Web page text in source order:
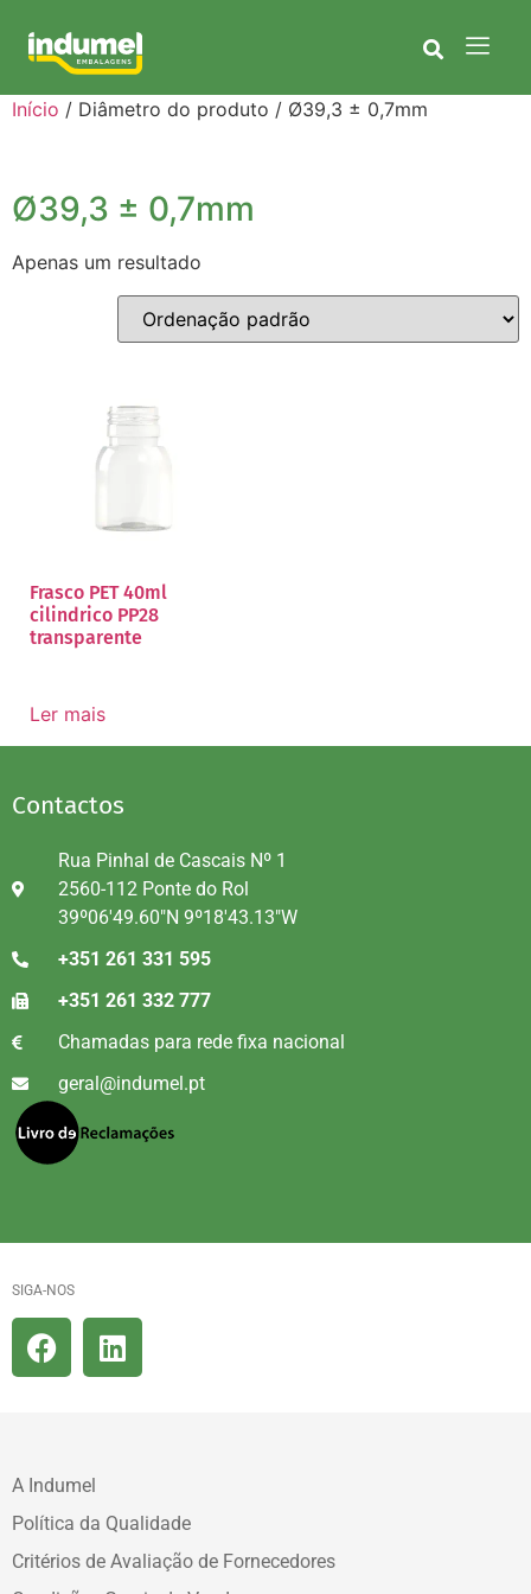
Início / Diâmetro do produto / Ø39,3 ± 0,7mm
Ø39,3 ± 0,7mm
Apenas um resultado
Frasco PET 40ml
cilindrico PP28
transparente
Ler mais
Contactos
Rua Pinhal de Cascais Nº 1
2560-112 Ponte do Rol
39º06'49.60"N 9º18'43.13"W
+351 261 331 595
+351 261 332 777
Chamadas para rede fixa nacional
geral@indumel.pt
SIGA-NOS
A Indumel
Política da Qualidade
Critérios de Avaliação de Fornecedores